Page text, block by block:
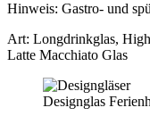
Hinweis: Gastro- und
Art: Longdrinkglas,
Latte Macchiato Glas
Designglas